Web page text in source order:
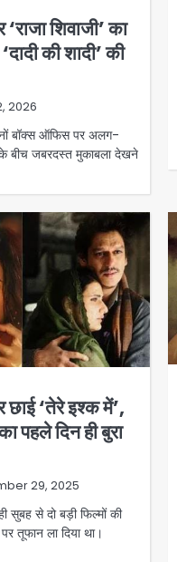
शिवाजी’ का
की शादी’ की
2026
बॉक्स ऑफिस पर अलग-
बीच जबरदस्त मुकाबला देखने
‘तेरे इश्क में’,
पहले दिन ही बुरा
29, 2025
से दो बड़ी फिल्मों की
तूफान ला दिया था।